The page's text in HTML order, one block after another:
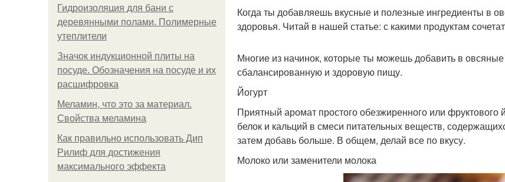
Гидроизоляция для бани с
деревянными полами. Полимерные
утеплители
Значок индукционной плиты на
посуде. Обозначения на посуде и их
расшифровка
Меламин, что это за материал.
Свойства меламина
Как правильно использовать Дип
Рилиф для достижения
максимального эффекта
Когда ты добавляешь вкусные и полезные ингредиенты в
здоровья. Читай в нашей статье: с какими продуктам
Многие из начинок, которые ты можешь добавить в
сбалансированную и здоровую пищу.
Йогурт
Приятный аромат простого обезжиренного или фруктового
белок и кальций в смеси питательных веществ,
затем добавь больше. В общем, делай все по вкусу.
Молоко или заменители молока